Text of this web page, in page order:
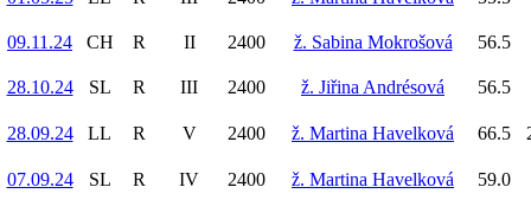
09.11.24 CH R II 2400 ž. Sabina Mokrošová 56.5
28.10.24 SL R III 2400 ž. Jiřina Andrésová 56.5
28.09.24 LL R V 2400 ž. Martina Havelková 66.5
07.09.24 SL R IV 2400 ž. Martina Havelková 59.0